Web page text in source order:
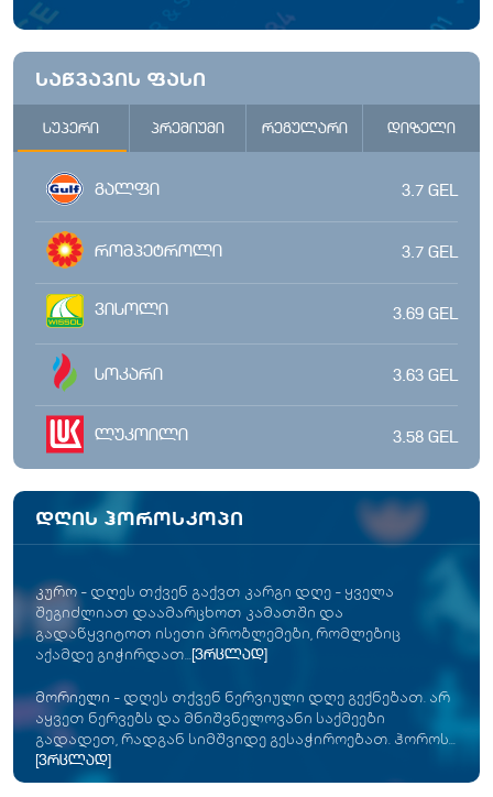
საწვავის ფასი
სუპერი პრემიუმი რეგულარი დიზელი
გალფი 3.7 GEL
რომპეტროლი 3.7 GEL
ვისოლი 3.69 GEL
სოკარი 3.63 GEL
ლუკოილი 3.58 GEL
დღის ჰოროსკოპი
კურო- დღეს თქვენ გაქვთ კარგი დღე - ყველა
შეგიძლიათ დაამარცხოთ კამათში და
გადაწყვიტოთ ისეთი პრობლემები, რომლებიც
აქამდე გიჭირდათ... [ვრცლად]
მორიელი - დღეს თქვენ ნერვიული დღე გექნებათ. არ
აყვეთ ნერვებს და მნიშვნელოვანი საქმეები
გადადეთ, რადგან სიმშვიდე გესაჭიროებათ. ჰოროს...
[ვრცლად]